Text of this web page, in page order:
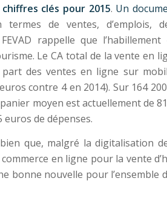
chiffres clés pour 2015. Un
de ventes, d’emplois,
rappelle que
Le CA total de la vente en
des ventes en ligne sur
contre 4 en 2014). Sur 164
moyen est actuellement de
de dépenses.
que, malgré la digitalisation
en ligne pour la vente
bonne nouvelle pour l’ensemble